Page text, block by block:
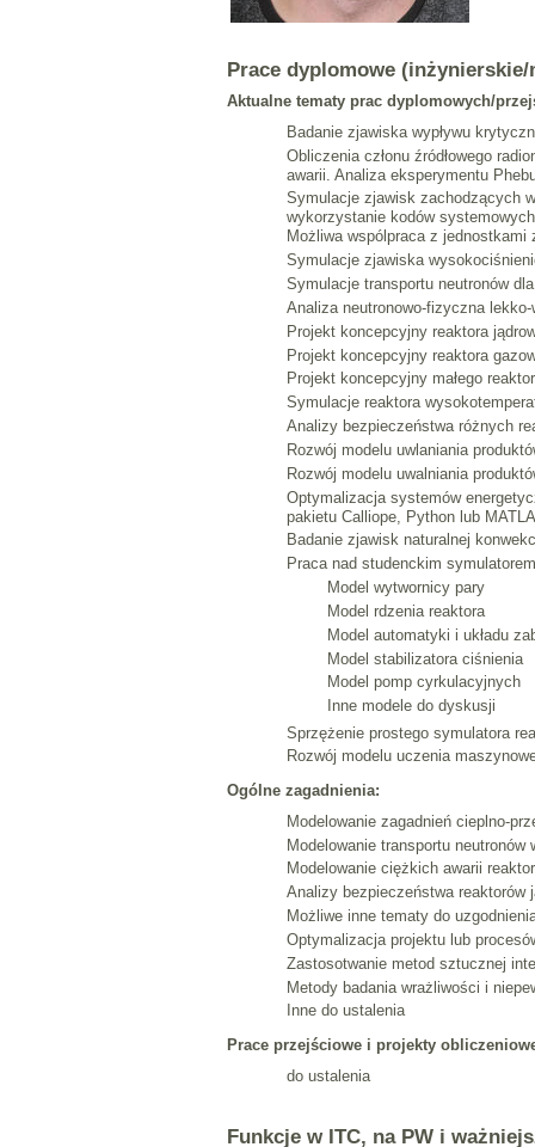
Prace dyplomowe
Aktualne tematy prac dyplomowych/
Badanie zjawiska wypływu
Obliczenia członu źródłowego
awarii. Analiza eksperymentu
Symulacje zjawisk zachodzących
wykorzystanie kodów
Możliwa wspólpraca z jednostkami
Symulacje zjawiska
Symulacje transportu neutronów
Analiza neutronowo-fizyczna
Projekt koncepcyjny reaktora
Projekt koncepcyjny reaktora
Projekt koncepcyjny małego
Symulacje reaktora
Analizy bezpieczeństwa różnych
Rozwój modelu uwlaniania
Rozwój modelu uwalniania
Optymalizacja systemów
pakietu Calliope, Python lub
Badanie zjawisk naturalnej
Praca nad studenckim
Model wytwornicy pary
Model rdzenia reaktora
Model automatyki i układu
Model stabilizatora ciśnienia
Model pomp cyrkulacyjnych
Inne modele do dyskusji
Sprzężenie prostego symulatora
Rozwój modelu uczenia
Ogólne zagadnienia:
Modelowanie zagadnień cieplno-
Modelowanie transportu neutronów
Modelowanie ciężkich awarii
Analizy bezpieczeństwa reaktorów
Możliwe inne tematy do
Optymalizacja projektu lub
Zastosotwanie metod sztucznej
Metody badania wrażliwości i
Inne do ustalenia
Prace przejściowe i projekty
do ustalenia
Funkcje w ITC, na PW i